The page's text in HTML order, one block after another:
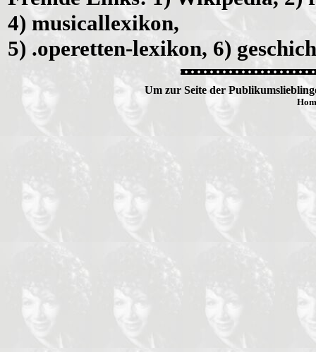
4) musicallexikon,
5) .operetten-lexikon, 6)
Um zur Seite der